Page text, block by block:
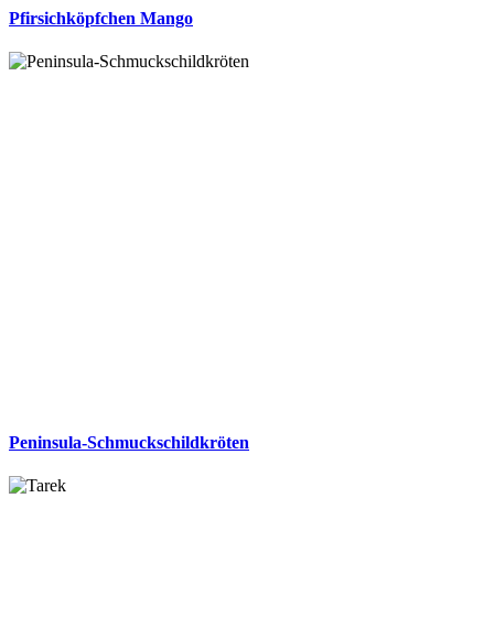
Pfirsichköpfchen Mango
Peninsula-Schmuckschildkröten